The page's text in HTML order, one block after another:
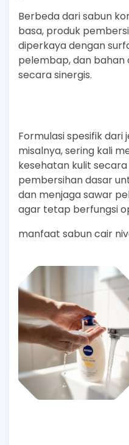
Berbeda dari sabun
basa, produk
diperkaya dengan
pelembap, dan
secara sinergis.
Formulasi spesifik
misalnya, sering kali
kesehatan kulit
pembersihan dasar
dan menjaga sawar
agar tetap berfungsi
manfaat sabun cair